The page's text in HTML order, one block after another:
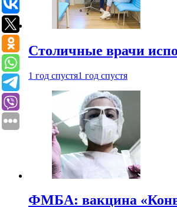
Столичные врачи
1 год спустя1 год спустя
ФМБА: вакцина